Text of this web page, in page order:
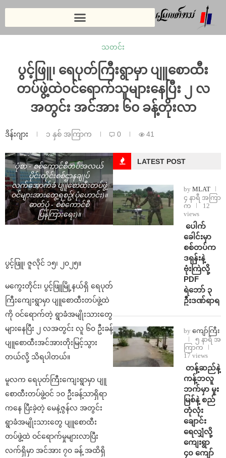
သတင်း
ပွင့်ဖြူ၊ ရေပုတ်ကြီးရွာမှာ ပျူစောထီး
တပ်ဖွဲ့ထဲဝင်ရောက်သူများနေပြီး ၂ လ
အတွင်း အင်အား ၆၀ ခန့်တိုးလာ
ဒိန်းဂျား ၁ နှစ် အကြာက 0 41
ပုံစာ - စစ်ကောင်စီတပ်အလယ်
ပိုင်းတိုင်းစစ်ဌာနချုပ်
လက်အောက်ခံ ပျူစောထီးတပ်ဖွဲ့
ဝင်များအားတွေ့ရစဥ်(ပုံဟောင်း)။
ဓာတ်ပုံ - စစ်ကောင်စီ
ပြန်ကြားရေး)။
ပွင့်ဖြူ၊ ဇူလိုင် ၁၅၊ ၂၀၂၅။
မကွေးတိုင်း၊ ပွင့်ဖြူမြို့နယ်ရှိ ရေပုတ်
ကြီးကျေးရွာမှာ ပျူစောထီးတပ်ဖွဲ့ထဲ
ကို ဝင်ရောက်တဲ့ ရွာခံအမျိုးသားတွေ
များနေပြီး ၂ လအတွင်း လူ ၆၀ ဦးခန့်
ပျူစောထီးအင်အားတိုးမြင့်သွား
တယ်လို့ သိရပါတယ်။
မူလက ရေပုတ်ကြီးကျေးရွာမှာ ပျူ
စောထီးတပ်ဖွဲ့ဝင် ၁၀ ဦးခန့်သာရှိရာ
ကနေ ပြီးခဲ့တဲ့ မေနဲ့ဇွန်လ အတွင်း
ရွာခံအမျိုးသားတွေ ပျူစောထီး
တပ်ဖွဲ့ထဲ ဝင်ရောက်မှုများလာပြီး
လက်ရှိမှာ အင်အား ၇၀ ခန့် အထိရှိ
LATEST POST
by MLAT
၄ နာရီ အကြာ
က
12
views
⁩ ⁨ပေါက်
ခေါင်းမှာ
စစ်တပ်က
ဒရုန်းနဲ့
ဗုံးကြဲလို့
PDF
ရဲဘော် ၃
ဦးဒဏ်ရာရ
by ကျော်ကြီး
၅ နာရီ အ
ကြာက
17 views
⁩ ⁨တန့်ဆည်နဲ့
ကန့်ဘလူ
ဘက်မှာ မူး
မြစ်နဲ့ စည်
တုံလုံး
ချောင်း
ရေလျှံလို့
ကျေးရွာ
၄၀ ကျော်